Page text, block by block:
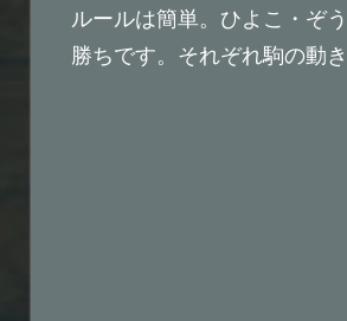
ルールは簡単。ひよこ・ぞ
勝ちです。それぞれ駒の動